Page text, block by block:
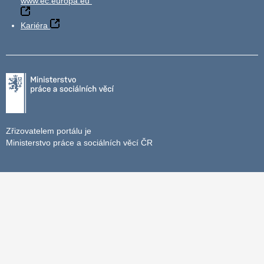
Kariéra
Zřizovatelem portálu je
Ministerstvo práce a sociálních věcí ČR